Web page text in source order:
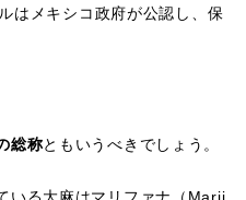
はメキシコ政府が公認し、保
総称ともいうべきでしょう。